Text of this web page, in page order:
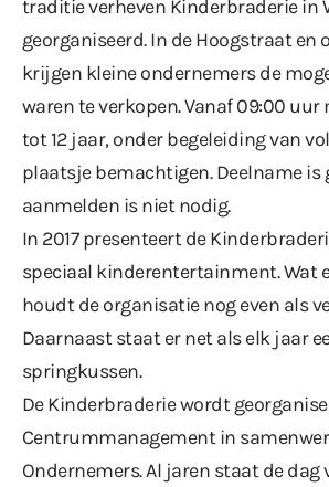
traditie verheven Kinderbraderie in
georganiseerd. In de Hoogstraat en
krijgen kleine ondernemers de
waren te verkopen. Vanaf 09:00
tot 12 jaar, onder begeleiding van
plaatsje bemachtigen. Deelname is
aanmelden is niet nodig.
In 2017 presenteert de
speciaal kinderentertainment. Wat
houdt de organisatie nog even als
Daarnaast staat er net als elk jaar
springkussen.
De Kinderbraderie wordt
Centrummanagement in
Ondernemers. Al jaren staat de dag